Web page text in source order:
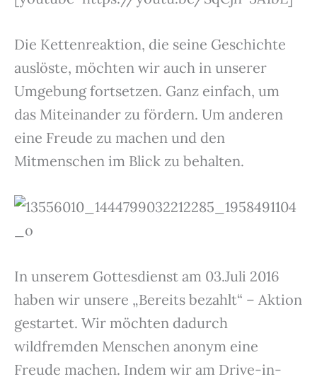
Die Kettenreaktion, die seine Geschichte
auslöste, möchten wir auch in unserer
Umgebung fortsetzen. Ganz einfach, um
das Miteinander zu fördern. Um anderen
eine Freude zu machen und den
Mitmenschen im Blick zu behalten.
In unserem Gottesdienst am 03.Juli 2016
haben wir unsere „Bereits bezahlt“ – Aktion
gestartet. Wir möchten dadurch
wildfremden Menschen anonym eine
Freude machen. Indem wir am Drive-in-